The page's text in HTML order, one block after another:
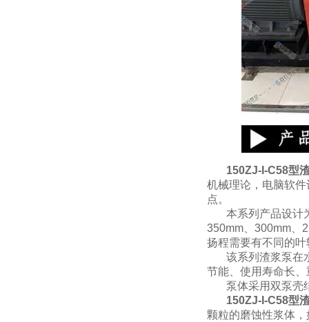
150ZJ-I-C58型
机械理论，电脑软
点。
本系列产品设计
350mm、300mm、
扬程需要有不同的
该系列渣浆泵在
节能、使用寿命长
泵体采用双泵壳
150ZJ-I-C58型
颗粒的磨蚀性浆体